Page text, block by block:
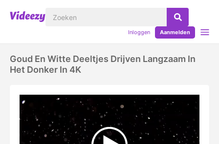
Inloggen Aanmelden
Goud En Witte Deeltjes Drijven Langzaam In
Het Donker In 4K